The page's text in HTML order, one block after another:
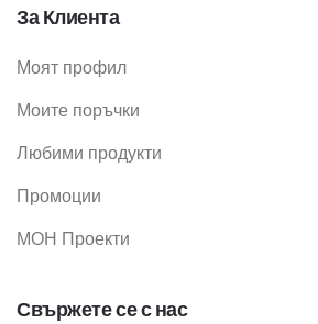
За Клиента
Моят профил
Моите поръчки
Любими продукти
Промоции
МОН Проекти
Свържете се с нас